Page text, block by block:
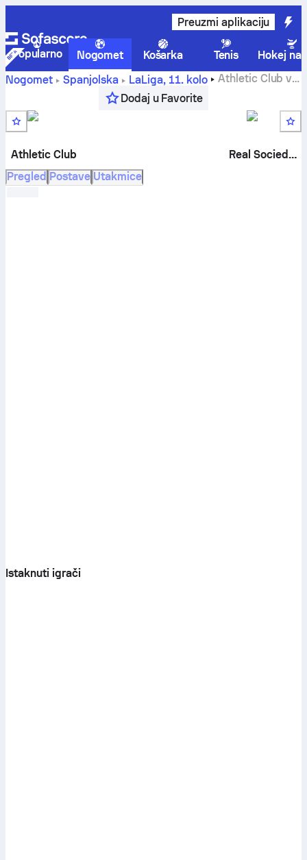
Preuzmi aplikaciju
Popularno Nogomet Košarka Tenis
Hokej na
Nogomet
Španjolska LaLiga, 11. kolo Athletic Club vs
rezultati uživo, međusobni susreti, tablice i
prognoze
Dodaj u Favorite
Athletic Club
Real Sociedad
Pregled Postave Utakmice
Istaknuti igrači